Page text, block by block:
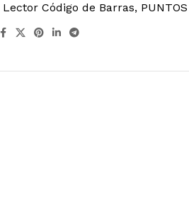
Lector Código de Barras,